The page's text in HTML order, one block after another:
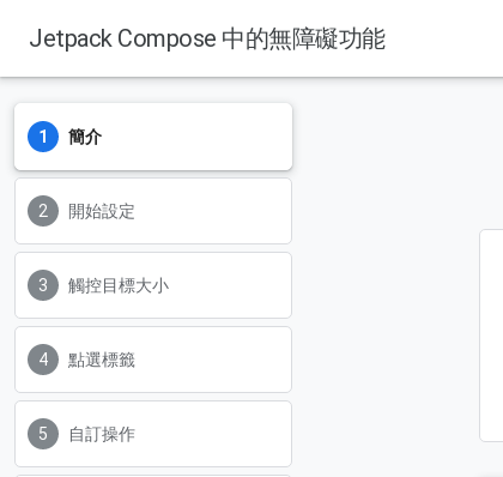
Jetpack Compose 中的無障礙功能
簡介
開始設定
觸控目標大小
點選標籤
自訂操作